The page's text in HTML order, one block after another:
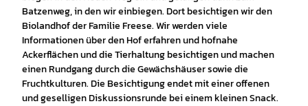
Batzenweg, in den wir einbiegen. Dort besichtigen wir den
Biolandhof der Familie Freese. Wir werden viele
Informationen über den Hof erfahren und hofnahe
Ackerflächen und die Tierhaltung besichtigen und machen
einen Rundgang durch die Gewächshäuser sowie die
Fruchtkulturen. Die Besichtigung endet mit einer offenen
und geselligen Diskussionsrunde bei einem kleinen Snack.